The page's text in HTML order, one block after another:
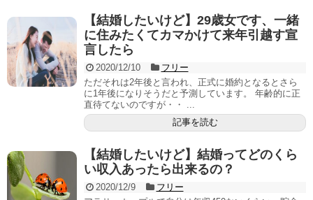
【結婚したいけど】29歳女です、一緒
に住みたくてカマかけて来年引越す宣
言したら
2020/12/10
フリー
ただそれは2年後と言われ、正式に婚約となるとさら
に1年後になりそうだと予測しています。 年齢的に正
直待てないのですが・・ ...
記事を読む
【結婚したいけど】結婚ってどのくら
い収入あったら出来るの？
2020/12/9
フリー